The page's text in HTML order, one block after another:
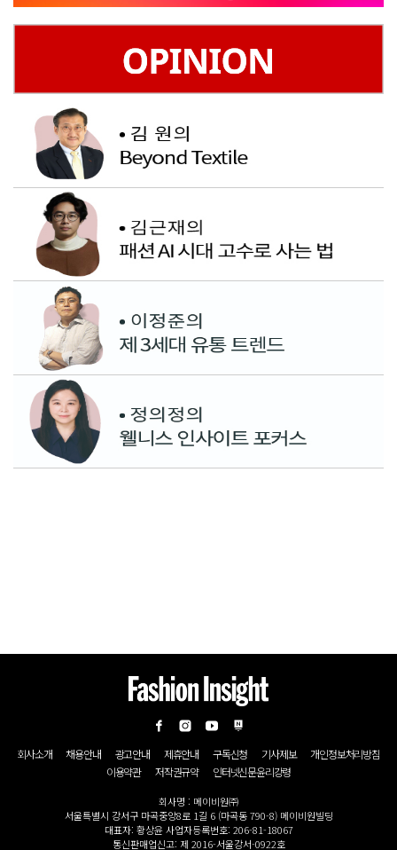
회사소개 채용안내 광고안내 제휴안내 구독신청 기사제보
개인정보처리방침
이용약관
저작권규약 인터넷신문윤리강령
회사명 : 메이비원㈜
서울특별시 강서구 마곡중앙8로 1길 6 (마곡동 790-8) 메이비원빌딩
대표자: 황상윤 사업자등록번호: 206-81-18067
통신판매업신고: 제 2016-서울강서-0922호